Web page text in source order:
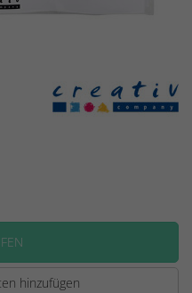
hinzufügen